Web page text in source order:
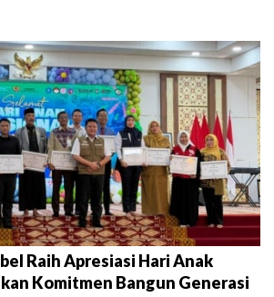
Raih Apresiasi Hari Anak
Komitmen Bangun Generasi